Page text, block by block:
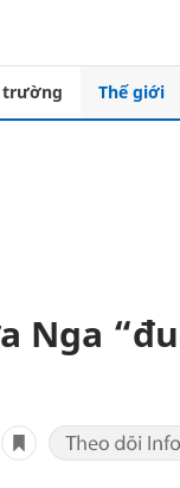
trường Thế giới
Nga